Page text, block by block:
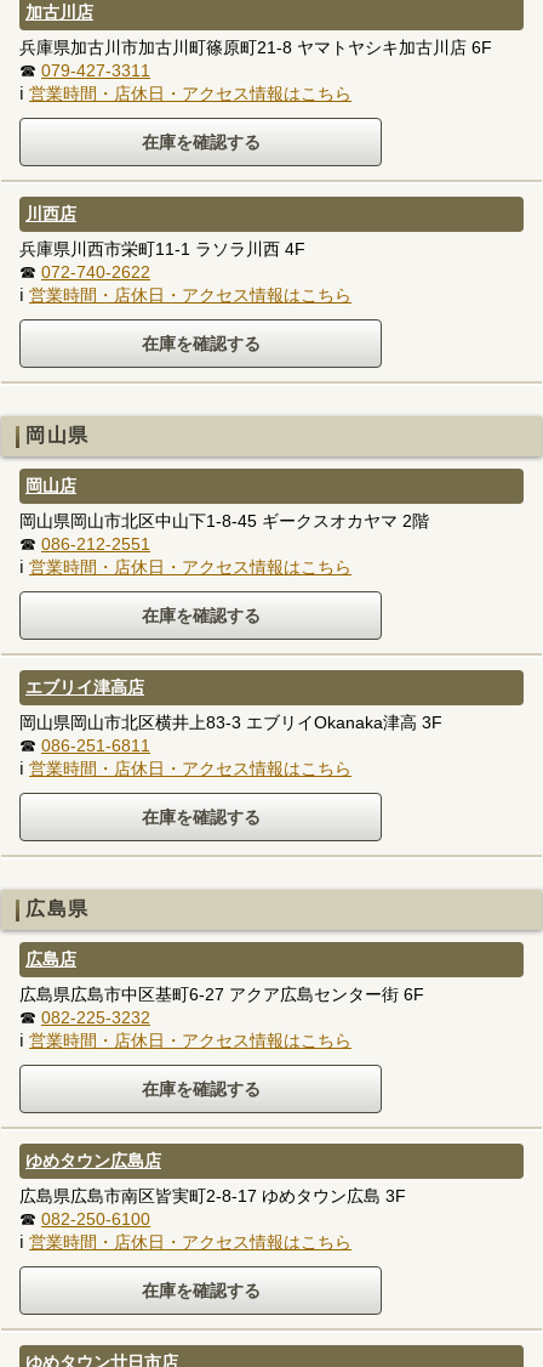
加古川店
兵庫県加古川市加古川町篠原町21-8 ヤマトヤシキ加古川店 6F
☎ 079-427-3311
ℹ 営業時間・店休日・アクセス情報はこちら
川西店
兵庫県川西市栄町11-1 ラソラ川西 4F
☎ 072-740-2622
ℹ 営業時間・店休日・アクセス情報はこちら
岡山県
岡山店
岡山県岡山市北区中山下1-8-45 ギークスオカヤマ 2階
☎ 086-212-2551
ℹ 営業時間・店休日・アクセス情報はこちら
エブリイ津高店
岡山県岡山市北区横井上83-3 エブリイOkanaka津高 3F
☎ 086-251-6811
ℹ 営業時間・店休日・アクセス情報はこちら
広島県
広島店
広島県広島市中区基町6-27 アクア広島センター街 6F
☎ 082-225-3232
ℹ 営業時間・店休日・アクセス情報はこちら
ゆめタウン広島店
広島県広島市南区皆実町2-8-17 ゆめタウン広島 3F
☎ 082-250-6100
ℹ 営業時間・店休日・アクセス情報はこちら
ゆめタウン廿日市店